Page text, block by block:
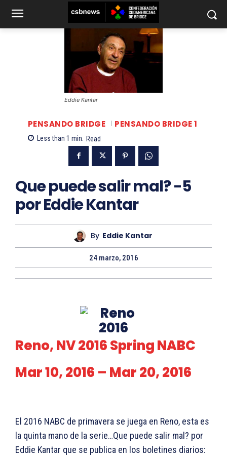
Eddie Kantar
PENSANDO BRIDGE PENSANDO BRIDGE 1
Less than 1 min. Read
Que puede salir mal? -5
por Eddie Kantar
By Eddie Kantar
24 marzo, 2016
Reno, NV 2016 Spring NABC
Mar 10, 2016 – Mar 20, 2016
El 2016 NABC de primavera se juega en Reno, esta es
la quinta mano de la serie…Que puede salir mal? por
Eddie Kantar que se publica en los boletines diarios: